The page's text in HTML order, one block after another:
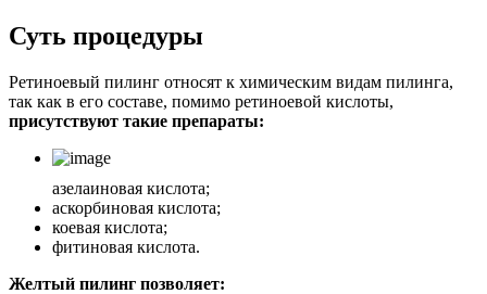
Суть процедуры
Ретиноевый пилинг относят к химическим видам пилинга,
так как в его составе, помимо ретиноевой кислоты,
присутствуют такие препараты:
азелаиновая кислота;
аскорбиновая кислота;
коевая кислота;
фитиновая кислота.
Желтый пилинг позволяет: